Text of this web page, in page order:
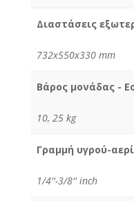
Διαστάσεις
732x550x330 mm
Βάρος μονάδας -
10, 25 kg
Γραμμή υγρού-
1/4''-3/8'' inch